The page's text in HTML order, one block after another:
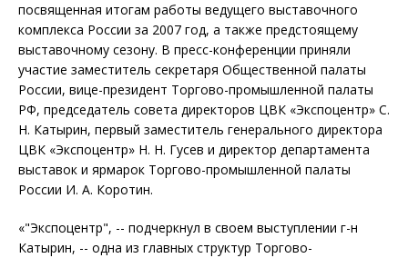
посвященная итогам работы ведущего выставочного
комплекса России за 2007 год, а также предстоящему
выставочному сезону. В пресс-конференции приняли
участие заместитель секретаря Общественной палаты
России, вице-президент Торгово-промышленной палаты
РФ, председатель совета директоров ЦВК «Экспоцентр» С.
Н. Катырин, первый заместитель генерального директора
ЦВК «Экспоцентр» Н. Н. Гусев и директор департамента
выставок и ярмарок Торгово-промышленной палаты
России И. А. Коротин.
«"Экспоцентр", -- подчеркнул в своем выступлении г-н
Катырин, -- одна из главных структур Торгово-